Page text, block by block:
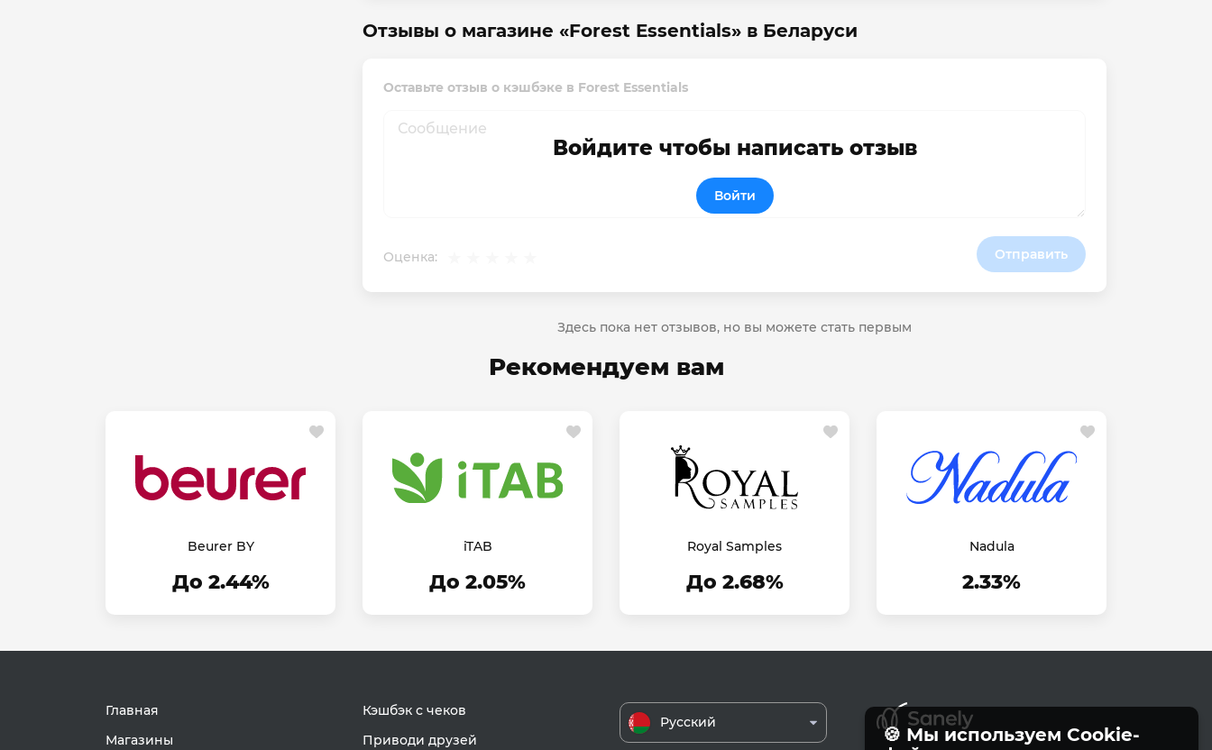
Отзывы о магазине «Forest Essentials» в Беларуси
Оставьте отзыв о кэшбэке в Forest Essentials
Оценка: Отправить
Войдите чтобы написать отзыв
Войти
Здесь пока нет отзывов, но вы можете стать первым
Рекомендуем вам
Beurer BY
До 2.44%
iTAB
До 2.05%
Royal Samples
До 2.68%
Nadula
2.33%
Главная
Магазины
Кэшбэк с чеков
Приводи друзей
Русский
🍪 Мы используем Cookie-